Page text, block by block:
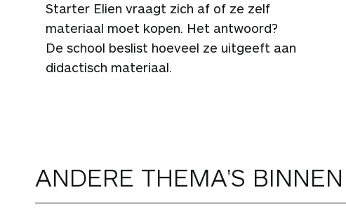
Starter Elien vraagt zich af of ze zelf
materiaal moet kopen. Het antwoord?
De school beslist hoeveel ze uitgeeft aan
didactisch materiaal.
ANDERE THEMA'S BINNEN